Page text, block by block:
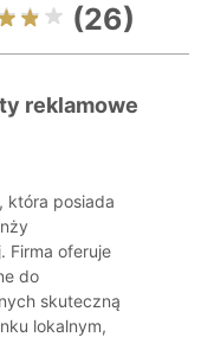
(26)
reklamowe
która posiada
Firma oferuje
do
skuteczną
lokalnym,